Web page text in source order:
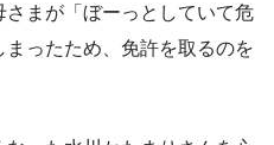
まが「ぼーっとしていて危
ったため、免許を取るのを